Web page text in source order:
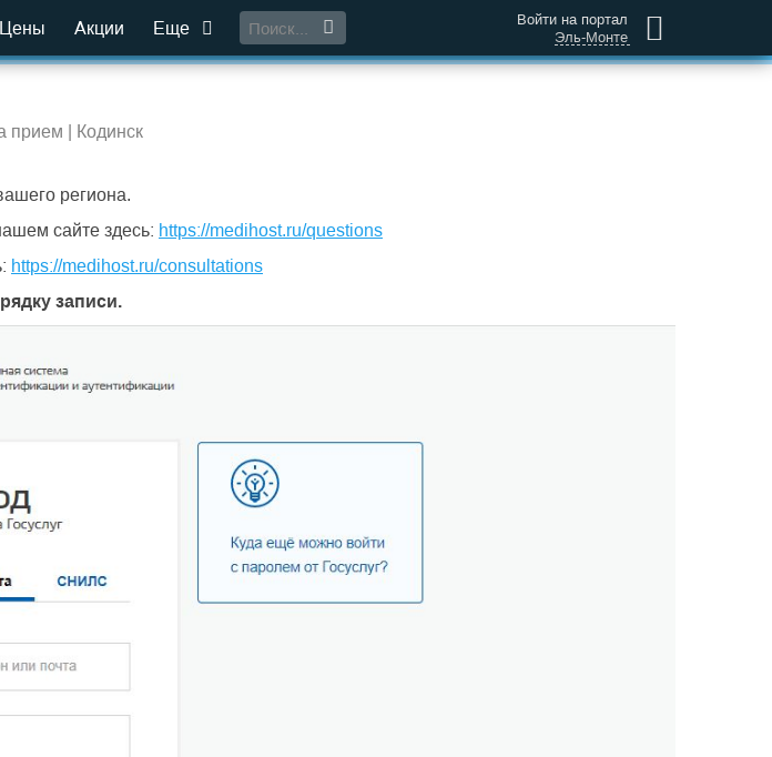
Цены Акции Еще
Войти на портал
Эль-Монте
прием | Кодинск
региона.
сайте здесь: https://medihost.ru/questions
https://medihost.ru/consultations
записи.